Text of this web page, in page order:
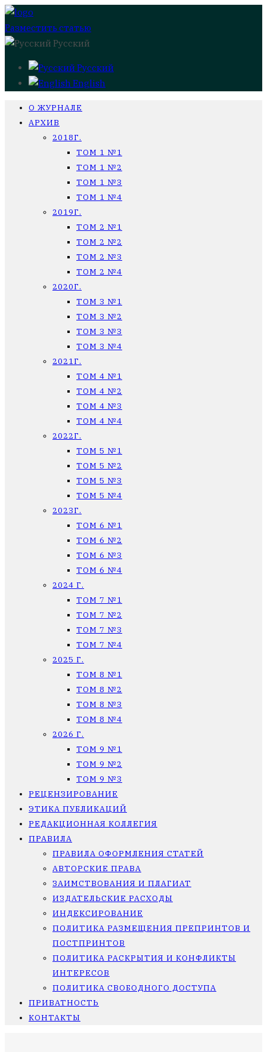
Разместить статью
Русский
Русский
English
О ЖУРНАЛЕ
АРХИВ
2018Г.
ТОМ 1 №1
ТОМ 1 №2
ТОМ 1 №3
ТОМ 1 №4
2019Г.
ТОМ 2 №1
ТОМ 2 №2
ТОМ 2 №3
ТОМ 2 №4
2020Г.
ТОМ 3 №1
ТОМ 3 №2
ТОМ 3 №3
ТОМ 3 №4
2021Г.
ТОМ 4 №1
ТОМ 4 №2
ТОМ 4 №3
ТОМ 4 №4
2022Г.
ТОМ 5 №1
ТОМ 5 №2
ТОМ 5 №3
ТОМ 5 №4
2023Г.
ТОМ 6 №1
ТОМ 6 №2
ТОМ 6 №3
ТОМ 6 №4
2024 Г.
ТОМ 7 №1
ТОМ 7 №2
ТОМ 7 №3
ТОМ 7 №4
2025 Г.
ТОМ 8 №1
ТОМ 8 №2
ТОМ 8 №3
ТОМ 8 №4
2026 Г.
ТОМ 9 №1
ТОМ 9 №2
ТОМ 9 №3
РЕЦЕНЗИРОВАНИЕ
ЭТИКА ПУБЛИКАЦИЙ
РЕДАКЦИОННАЯ КОЛЛЕГИЯ
ПРАВИЛА
ПРАВИЛА ОФОРМЛЕНИЯ СТАТЕЙ
АВТОРСКИЕ ПРАВА
ЗАИМСТВОВАНИЯ И ПЛАГИАТ
ИЗДАТЕЛЬСКИЕ РАСХОДЫ
ИНДЕКСИРОВАНИЕ
ПОЛИТИКА РАЗМЕЩЕНИЯ ПРЕПРИНТОВ И
ПОСТПРИНТОВ
ПОЛИТИКА РАСКРЫТИЯ И КОНФЛИКТЫ
ИНТЕРЕСОВ
ПОЛИТИКА СВОБОДНОГО ДОСТУПА
ПРИВАТНОСТЬ
КОНТАКТЫ